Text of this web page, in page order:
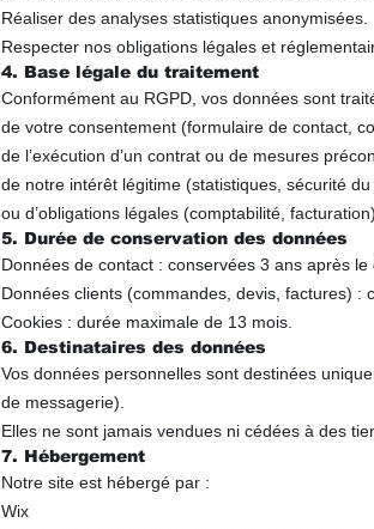
Réaliser des analyses statistiques anonymisées.
Respecter nos obligations légales et
4. Base légale du traitement
Conformément au RGPD, vos données sont
de votre consentement (formulaire de contact,
de l’exécution d’un contrat ou de mesures
de notre intérêt légitime (statistiques, sécurité du
ou d’obligations légales (comptabilité, facturation).
5. Durée de conservation des données
Données de contact : conservées 3 ans après le
Données clients (commandes, devis, factures) :
Cookies : durée maximale de 13 mois.
6. Destinataires des données
Vos données personnelles sont destinées
de messagerie).
Elles ne sont jamais vendues ni cédées à des
7. Hébergement
Notre site est hébergé par :
Wix